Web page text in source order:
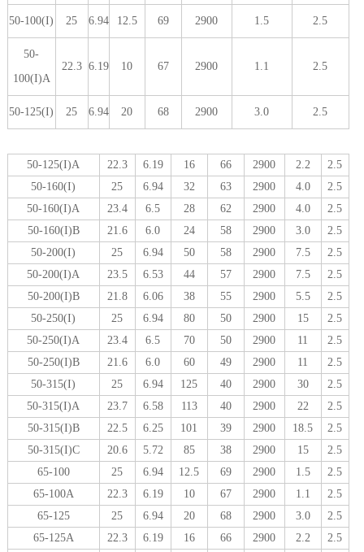
50-100(I) 25 6.94 12.5 69 2900 1.5 2.5
50-
100(I)A
22.3 6.19 10 67 2900 1.1 2.5
50-125(I) 25 6.94 20 68 2900 3.0 2.5
50-125(I)A 22.3 6.19 16 66 2900 2.2
2.5
50-160(I)
25 6.94 32 63 2900 4.0
2.5
50-160(I)A
23.4 6.5 28 62 2900 4.0
2.5
50-160(I)B
21.6 6.0 24 58 2900 3.0
2.5
50-200(I)
25 6.94 50 58 2900 7.5
2.5
50-200(I)A
23.5 6.53 44 57 2900 7.5
2.5
50-200(I)B
21.8 6.06 38 55 2900 5.5
2.5
50-250(I)
25 6.94 80 50 2900 15
2.5
50-250(I)A
23.4 6.5 70 50 2900 11
2.5
50-250(I)B
21.6 6.0 60 49 2900 11
2.5
50-315(I)
25 6.94 125 40 2900 30
2.5
50-315(I)A
23.7 6.58 113 40 2900 22
2.5
50-315(I)B
22.5 6.25 101 39 2900 18.5
2.5
50-315(I)C
20.6 5.72 85 38 2900 15
2.5
65-100
25 6.94 12.5 69 2900 1.5
2.5
65-100A
22.3 6.19 10 67 2900 1.1
2.5
65-125
25 6.94 20 68 2900 3.0
2.5
65-125A
22.3 6.19 16 66 2900 2.2
2.5